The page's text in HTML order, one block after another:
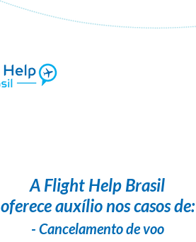
A Flight Help Brasil
oferece auxílio nos casos de:
- Cancelamento de voo